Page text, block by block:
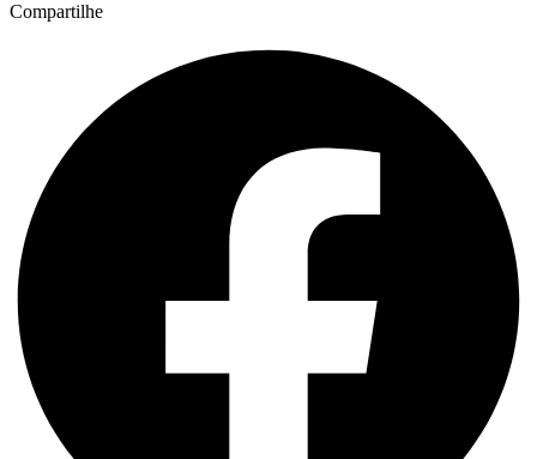
Compartilhe